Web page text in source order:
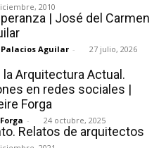
2010
| José del Carmen
Palacios Aguilar - 27 julio, 2026
la Arquitectura Actual.
en redes sociales |
Forga
- 24 octubre, 2025
Relatos de arquitectos